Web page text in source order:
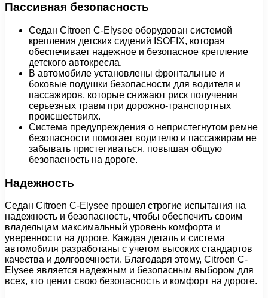
Пассивная безопасность
Седан Citroen C-Elysee оборудован системой
крепления детских сидений ISOFIX, которая
обеспечивает надежное и безопасное крепление
детского автокресла.
В автомобиле установлены фронтальные и
боковые подушки безопасности для водителя и
пассажиров, которые снижают риск получения
серьезных травм при дорожно-транспортных
происшествиях.
Система предупреждения о непристегнутом ремне
безопасности помогает водителю и пассажирам не
забывать пристегиваться, повышая общую
безопасность на дороге.
Надежность
Седан Citroen C-Elysee прошел строгие испытания на
надежность и безопасность, чтобы обеспечить своим
владельцам максимальный уровень комфорта и
уверенности на дороге. Каждая деталь и система
автомобиля разработаны с учетом высоких стандартов
качества и долговечности. Благодаря этому, Citroen C-
Elysee является надежным и безопасным выбором для
всех, кто ценит свою безопасность и комфорт на дороге.